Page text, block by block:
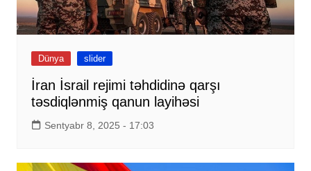
Dünya slider
İran İsrail rejimi təhdidinə qarşı
təsdiqlənmiş qanun layihəsi
Sentyabr 8, 2025 - 17:03